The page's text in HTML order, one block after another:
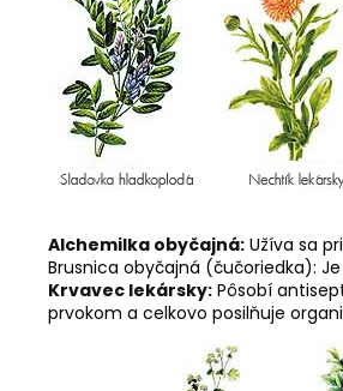
Alchemilka obyčajná: Užíva sa
Brusnica obyčajná (čučoriedka):
Krvavec lekársky: Pôsobí
prvokom a celkovo posilňuje